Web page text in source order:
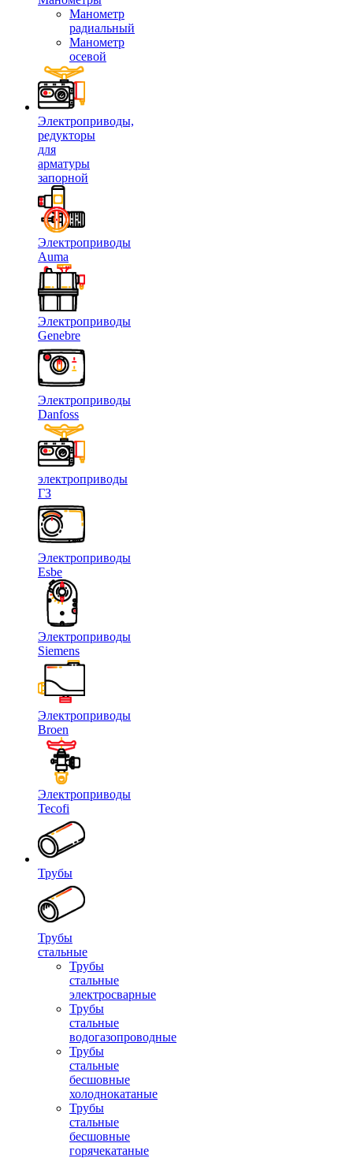
Манометр
радиальный
Манометр
осевой
Электроприводы,
редукторы
для
арматуры
запорной
Электроприводы
Auma
Электроприводы
Genebre
Электроприводы
Danfoss
электроприводы
ГЗ
Электроприводы
Esbe
Электроприводы
Siemens
Электроприводы
Broen
Электроприводы
Tecofi
Трубы
Трубы
стальные
Трубы
стальные
электросварные
Трубы
стальные
водогазопроводные
Трубы
стальные
бесшовные
холоднокатаные
Трубы
стальные
бесшовные
горячекатаные